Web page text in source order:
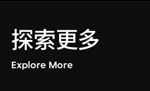
探索更多
Explore More